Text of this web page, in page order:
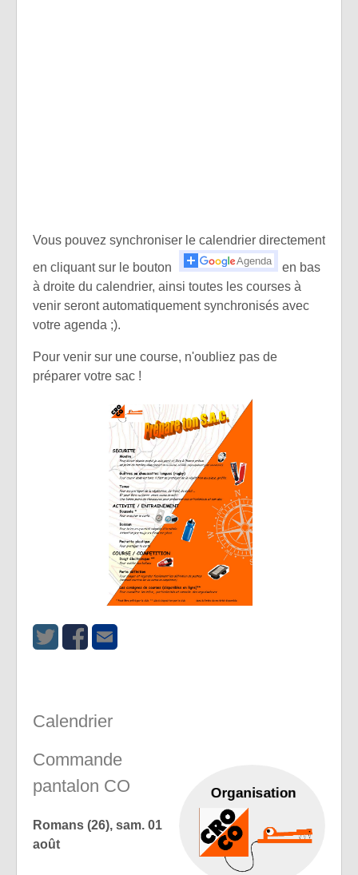
Vous pouvez synchroniser le calendrier directement
en cliquant sur le bouton
en bas
à droite du calendrier, ainsi toutes les courses à
venir seront automatiquement synchronisés avec
votre agenda ;).
Pour venir sur une course, n'oubliez pas de
préparer votre sac !
Calendrier
Commande
pantalon CO
Romans (26), sam. 01
août